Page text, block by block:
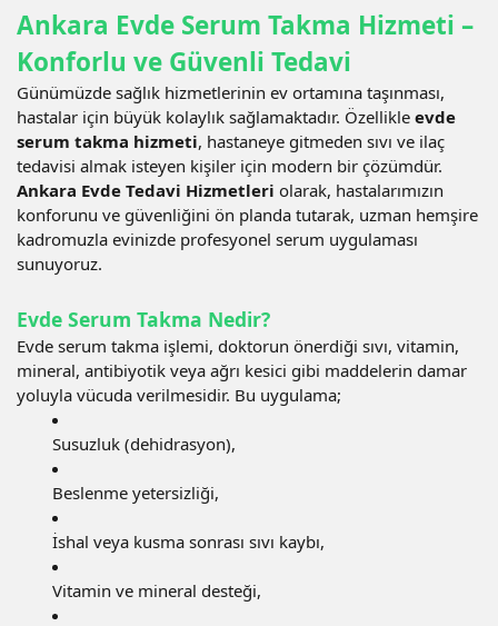
Ankara Evde Serum Takma Hizmeti –
Konforlu ve Güvenli Tedavi
Günümüzde sağlık hizmetlerinin ev ortamına taşınması,
hastalar için büyük kolaylık sağlamaktadır. Özellikle evde
serum takma hizmeti, hastaneye gitmeden sıvı ve ilaç
tedavisi almak isteyen kişiler için modern bir çözümdür.
Ankara Evde Tedavi Hizmetleri olarak, hastalarımızın
konforunu ve güvenliğini ön planda tutarak, uzman hemşire
kadromuzla evinizde profesyonel serum uygulaması
sunuyoruz.
Evde Serum Takma Nedir?
Evde serum takma işlemi, doktorun önerdiği sıvı, vitamin,
mineral, antibiyotik veya ağrı kesici gibi maddelerin damar
yoluyla vücuda verilmesidir. Bu uygulama;
Susuzluk (dehidrasyon),
Beslenme yetersizliği,
İshal veya kusma sonrası sıvı kaybı,
Vitamin ve mineral desteği,